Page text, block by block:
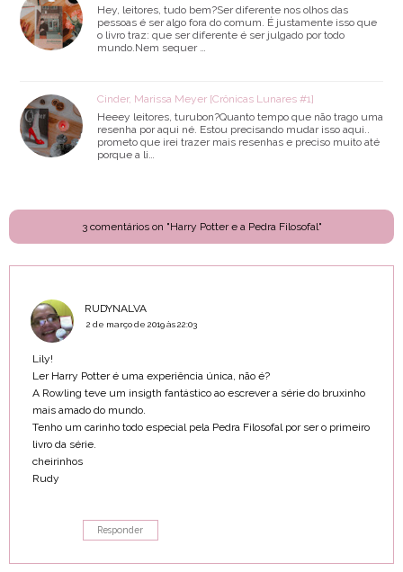
Hey, leitores, tudo bem?Ser diferente nos olhos das
pessoas é ser algo fora do comum. É justamente isso que
o livro traz: que ser diferente é ser julgado por todo
mundo.Nem sequer …
Cinder, Marissa Meyer [Crônicas Lunares #1]
Heeey leitores, turubon?Quanto tempo que não trago uma
resenha por aqui né. Estou precisando mudar isso aqui..
prometo que irei trazer mais resenhas e preciso muito até
porque a li…
3 comentários on "Harry Potter e a Pedra Filosofal"
RUDYNALVA
2 de março de 2019 às 22:03
Lily!
Ler Harry Potter é uma experiência única, não é?
A Rowling teve um insigth fantástico ao escrever a série do bruxinho
mais amado do mundo.
Tenho um carinho todo especial pela Pedra Filosofal por ser o primeiro
livro da série.
cheirinhos
Rudy
Responder